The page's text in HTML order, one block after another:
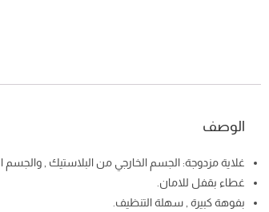
الوصف
غلاية مزدوجة: الجسم الخارجي من البلاستيك , والجسم
غطاء بقفل للامان.
بفوهة كبيرة , سهلة التنظيف.